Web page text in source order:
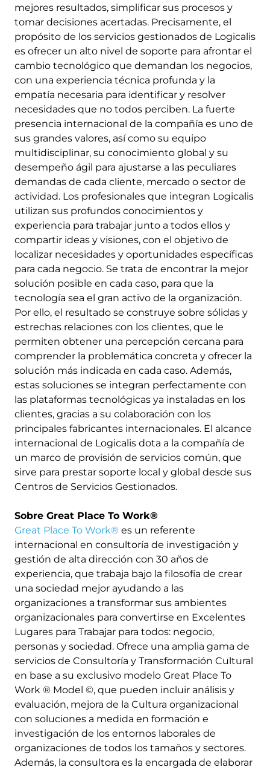
mejores resultados, simplificar sus procesos y
tomar decisiones acertadas. Precisamente, el
propósito de los servicios gestionados de Logicalis
es ofrecer un alto nivel de soporte para afrontar el
cambio tecnológico que demandan los negocios,
con una experiencia técnica profunda y la
empatía necesaria para identificar y resolver
necesidades que no todos perciben. La fuerte
presencia internacional de la compañía es uno de
sus grandes valores, así como su equipo
multidisciplinar, su conocimiento global y su
desempeño ágil para ajustarse a las peculiares
demandas de cada cliente, mercado o sector de
actividad. Los profesionales que integran Logicalis
utilizan sus profundos conocimientos y
experiencia para trabajar junto a todos ellos y
compartir ideas y visiones, con el objetivo de
localizar necesidades y oportunidades específicas
para cada negocio. Se trata de encontrar la mejor
solución posible en cada caso, para que la
tecnología sea el gran activo de la organización.
Por ello, el resultado se construye sobre sólidas y
estrechas relaciones con los clientes, que le
permiten obtener una percepción cercana para
comprender la problemática concreta y ofrecer la
solución más indicada en cada caso. Además,
estas soluciones se integran perfectamente con
las plataformas tecnológicas ya instaladas en los
clientes, gracias a su colaboración con los
principales fabricantes internacionales. El alcance
internacional de Logicalis dota a la compañía de
un marco de provisión de servicios común, que
sirve para prestar soporte local y global desde sus
Centros de Servicios Gestionados.
Sobre Great Place To Work®
Great Place To Work® es un referente
internacional en consultoría de investigación y
gestión de alta dirección con 30 años de
experiencia, que trabaja bajo la filosofía de crear
una sociedad mejor ayudando a las
organizaciones a transformar sus ambientes
organizacionales para convertirse en Excelentes
Lugares para Trabajar para todos: negocio,
personas y sociedad. Ofrece una amplia gama de
servicios de Consultoría y Transformación Cultural
en base a su exclusivo modelo Great Place To
Work ® Model ©, que pueden incluir análisis y
evaluación, mejora de la Cultura organizacional
con soluciones a medida en formación e
investigación de los entornos laborales de
organizaciones de todos los tamaños y sectores.
Además, la consultora es la encargada de elaborar